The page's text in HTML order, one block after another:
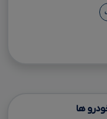
ها